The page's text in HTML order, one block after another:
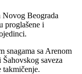
Novog Beograda
proglašene i
snagama sa Arenom
saveza
takmičenje.